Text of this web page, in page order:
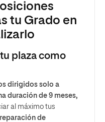
tu Grado en
plaza como
dirigidos solo a
duración de 9 meses,
al máximo tus
de